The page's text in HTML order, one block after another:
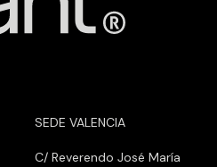
SEDE VALENCIA
C/ Reverendo José María